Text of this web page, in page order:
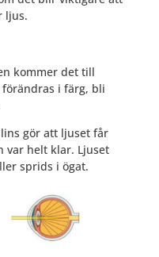
ljus.
kommer det till
i färg, bli
gör att ljuset får
var helt klar. Ljuset
sprids i ögat.